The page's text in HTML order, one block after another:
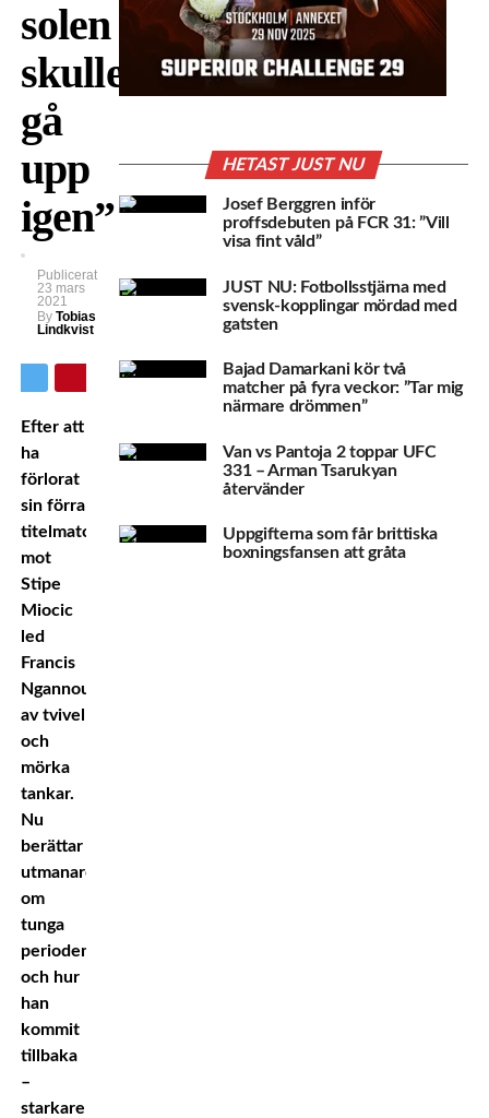
solen
skulle
gå
upp
igen”
Publicerat
23 mars
2021
By Tobias
Lindkvist
Efter att
ha
förlorat
sin förra
titelmatch
mot
Stipe
Miocic
led
Francis
Ngannou
av tvivel
och
mörka
tankar.
Nu
berättar
utmanaren
om
tunga
perioden
och hur
han
kommit
tillbaka
–
starkare
HETAST JUST NU
Josef Berggren inför
proffsdebuten på FCR 31: ”Vill
visa fint våld”
JUST NU: Fotbollsstjärna med
svensk-kopplingar mördad med
gatsten
Bajad Damarkani kör två
matcher på fyra veckor: ”Tar mig
närmare drömmen”
Van vs Pantoja 2 toppar UFC
331 – Arman Tsarukyan
återvänder
Uppgifterna som får brittiska
boxningsfansen att gråta